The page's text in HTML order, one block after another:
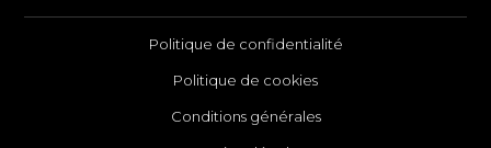
Politique de confidentialité
Politique de cookies
Conditions générales